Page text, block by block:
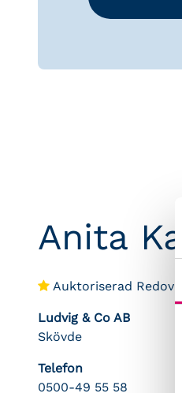
Anita
Auktoriserad
Ludvig & Co AB
Skövde
Telefon
0500-49 55 58